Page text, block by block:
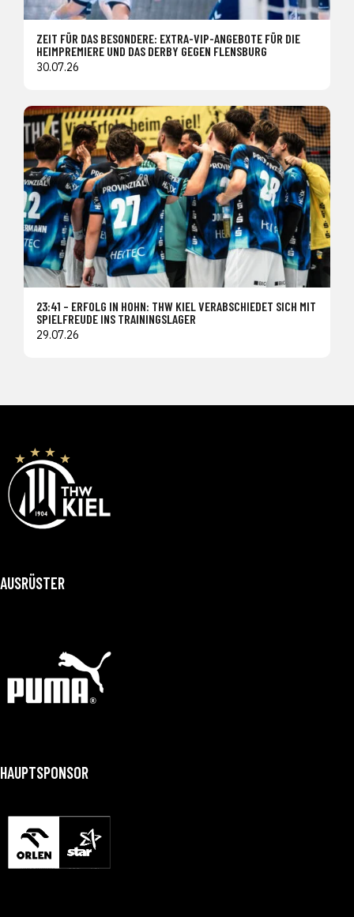
ZEIT FÜR DAS BESONDERE: EXTRA-VIP-ANGEBOTE FÜR DIE
HEIMPREMIERE UND DAS DERBY GEGEN FLENSBURG
30.07.26
23:41 – ERFOLG IN HOHN: THW KIEL VERABSCHIEDET SICH MIT
SPIELFREUDE INS TRAININGSLAGER
29.07.26
AUSRÜSTER
HAUPTSPONSOR